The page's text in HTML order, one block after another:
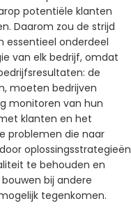
potentiële klanten
Daarom zou de strijd
essentieel onderdeel
van elk bedrijf, omdat
de
moeten bedrijven
monitoren van hun
klanten en het
problemen die naar
oplossingsstrategieën
te behouden en
bij andere
tegenkomen.